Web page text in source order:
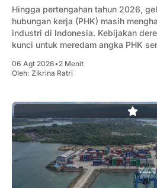
Hingga pertengahan tahun 2026,
hubungan kerja (PHK) masih
industri di Indonesia. Kebijakan
kunci untuk meredam angka PHK
06 Agt 2026•2 Menit
Oleh: Zikrina Ratri